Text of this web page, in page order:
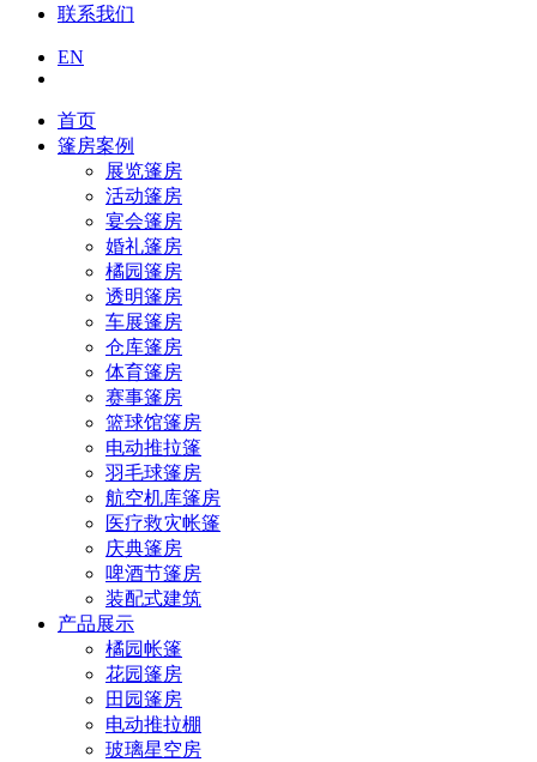
联系我们
EN
首页
篷房案例
展览篷房
活动篷房
宴会篷房
婚礼篷房
橘园篷房
透明篷房
车展篷房
仓库篷房
体育篷房
赛事篷房
篮球馆篷房
电动推拉篷
羽毛球篷房
航空机库篷房
医疗救灾帐篷
庆典篷房
啤酒节篷房
装配式建筑
产品展示
橘园帐篷
花园篷房
田园篷房
电动推拉棚
玻璃星空房